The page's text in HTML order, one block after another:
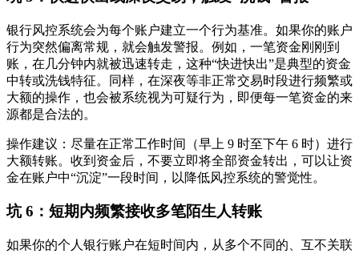
银行风控系统会为每个账户建立一个行为基准。如果你的账户
行为突然偏离常规，就会触发警报。例如，一笔资金刚刚到
账，在几分钟内就被迅速转走，这种“快进快出”是典型的资金
中转或洗钱特征。同样，在深夜等非正常交易时段进行频繁或
大额的操作，也会被系统视为可疑行为，即便每一笔资金的来
源都是合法的。
操作建议 ：尽量在正常工作时间（早上 9 时至下午 6 时）进行
大额转账。收到资金后，不要立即将全部资金转出，可以让资
金在账户中“沉淀”一段时间，以降低风控系统的警觉性。
坑 6：短期内频繁接收多笔陌生人转账
如果你的个人银行账户在短时间内，从多个不同的、互不关联